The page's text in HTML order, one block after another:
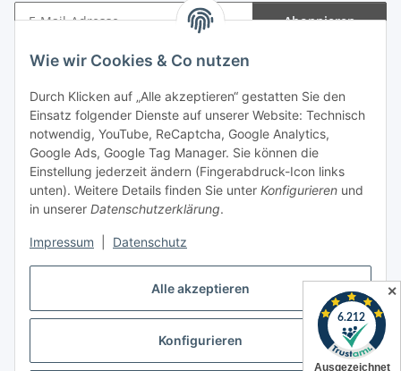
Alle akzeptieren
Konfigurieren
Wie wir Cookies & Co nutzen
Durch Klicken auf „Alle akzeptieren“ gestatten Sie den
Einsatz folgender Dienste auf unserer Website: Technisch
notwendig, YouTube, ReCaptcha, Google Analytics,
Google Ads, Google Tag Manager. Sie können die
Einstellung jederzeit ändern (Fingerabdruck-Icon links
unten). Weitere Details finden Sie unter Konfigurieren und
in unserer Datenschutzerklärung.
Impressum Datenschutz
Abonnieren
Gesetzliche Informationen
Spieletreffs in Jülich & Umgebung
* Alle Preise inkl. gesetzlicher USt., zzgl.Versand
✕